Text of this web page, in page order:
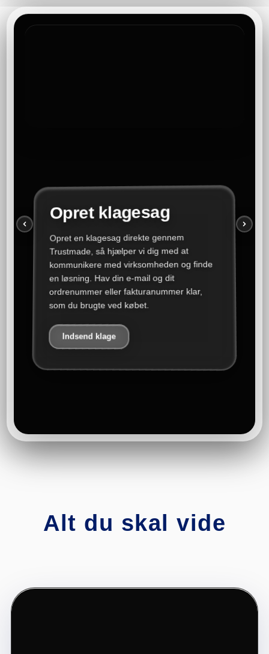
Opret klagesag
Opret en klagesag direkte gennem
Trustmade, så hjælper vi dig med at
kommunikere med virksomheden og finde
en løsning. Hav din e-mail og dit
ordrenummer eller fakturanummer klar,
som du brugte ved købet.
Indsend klage
Alt du skal vide